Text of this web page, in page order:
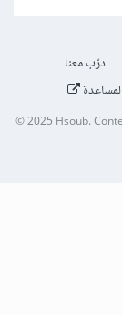
درّب معنا
© 2025 Hsoub.